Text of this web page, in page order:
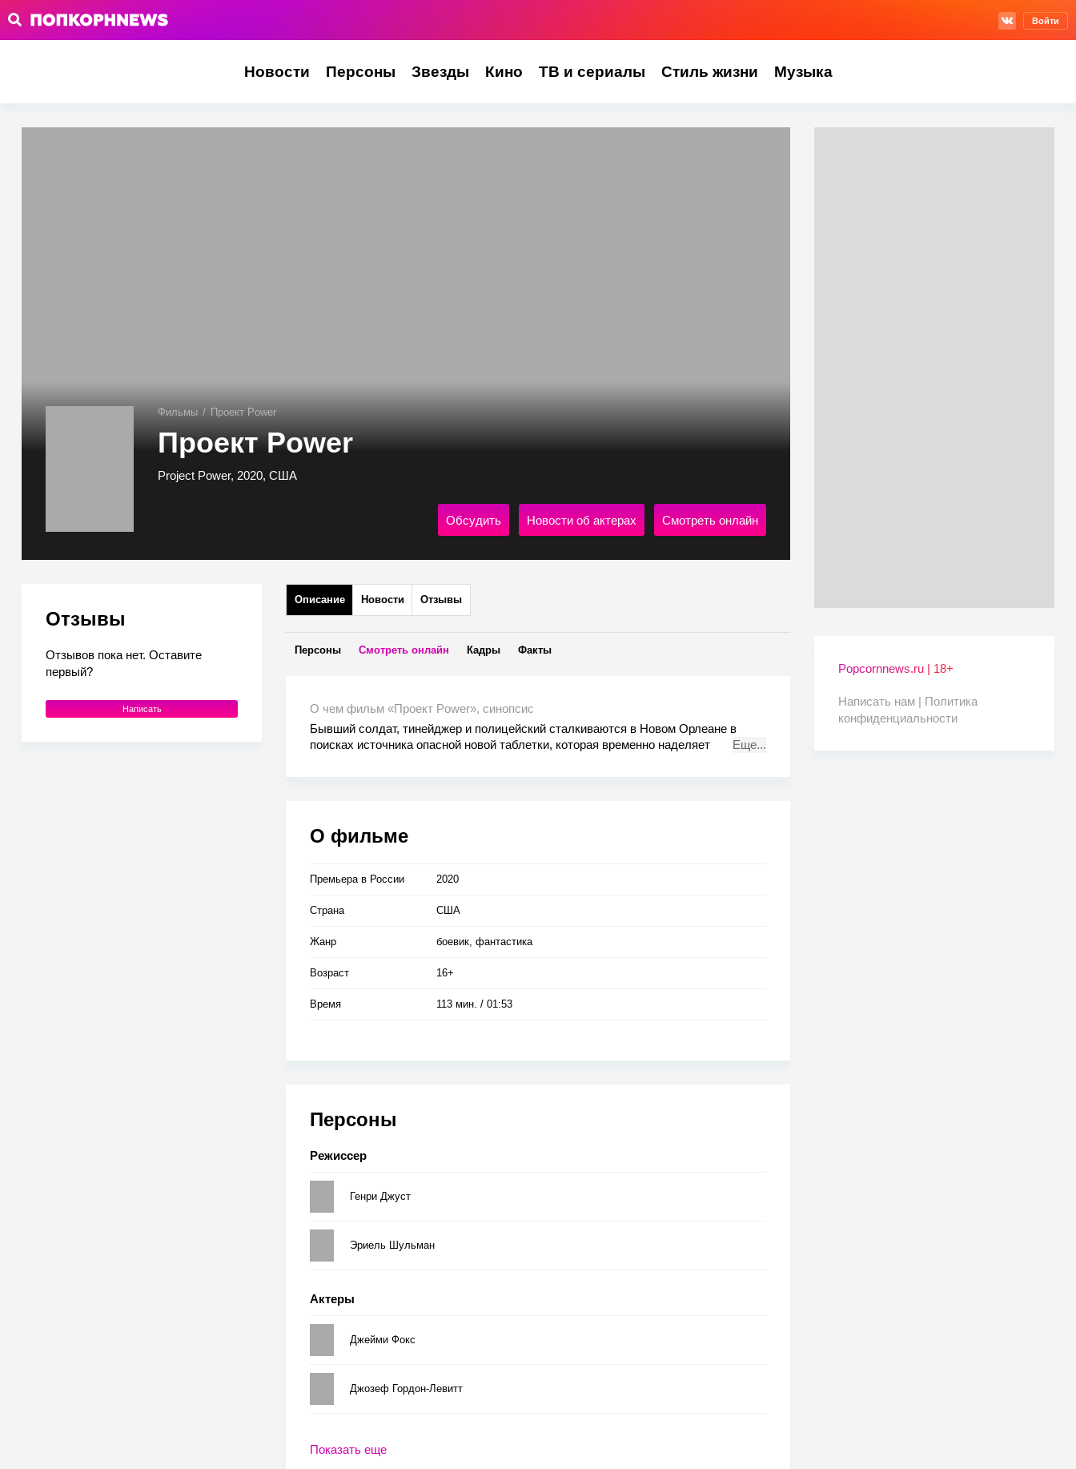
Войти
Новости Персоны Звезды Кино ТВ и сериалы Стиль жизни Музыка
Фильмы / Проект Power
Проект Power
Project Power, 2020, США
Обсудить Новости об актерах Смотреть онлайн
Отзывы
Отзывов пока нет. Оставите
первый?
Написать
Описание Новости Отзывы
Персоны Смотреть онлайн Кадры Факты
О чем фильм «Проект Power», синопсис
Бывший солдат, тинейджер и полицейский сталкиваются в Новом Орлеане в
поисках источника опасной новой таблетки, которая временно наделяет
Еще...
О фильме
Премьера в Росcии 2020
Страна США
Жанр боевик, фантастика
Возраст 16+
Время 113 мин. / 01:53
Персоны
Режиссер
Генри Джуст
Эриель Шульман
Актеры
Джейми Фокс
Джозеф Гордон-Левитт
Показать еще
Popcornnews.ru | 18+
Написать нам | Политика
конфиденциальности